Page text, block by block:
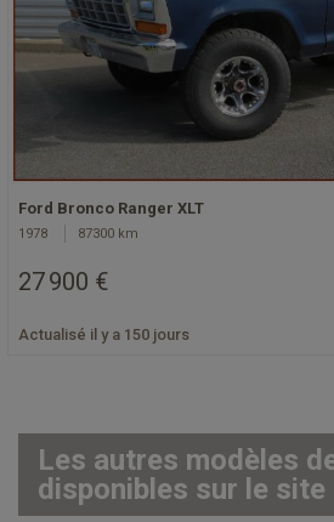
Ford Bronco Ranger XLT
1978 87300 km
27 900 €
Actualisé il y a 150 jours
Les autres modèles
disponibles sur le site